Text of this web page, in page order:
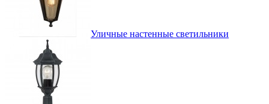
Уличные настенные светильники